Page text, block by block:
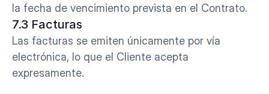
la fecha de vencimiento prevista en el Contrato.
7.3 Facturas
Las facturas se emiten únicamente por vía
electrónica, lo que el Cliente acepta
expresamente.